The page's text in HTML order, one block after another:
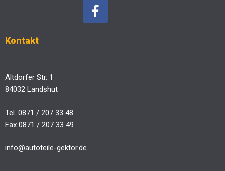
Kontakt
Altdorfer Str. 1
84032 Landshut
Tel. 0871 / 207 33 48
Fax 0871 / 207 33 49
info@autoteile-gektor.de